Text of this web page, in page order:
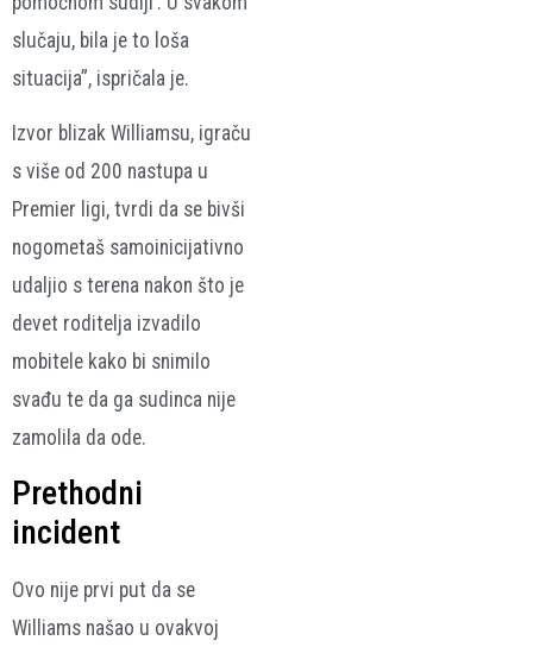
slučaju, bila je to loša
situacija”, ispričala je.
Izvor blizak Williamsu, igraču
s više od 200 nastupa u
Premier ligi, tvrdi da se bivši
nogometaš samoinicijativno
udaljio s terena nakon što je
devet roditelja izvadilo
mobitele kako bi snimilo
svađu te da ga sudinca nije
zamolila da ode.
Prethodni
incident
Ovo nije prvi put da se
Williams našao u ovakvoj